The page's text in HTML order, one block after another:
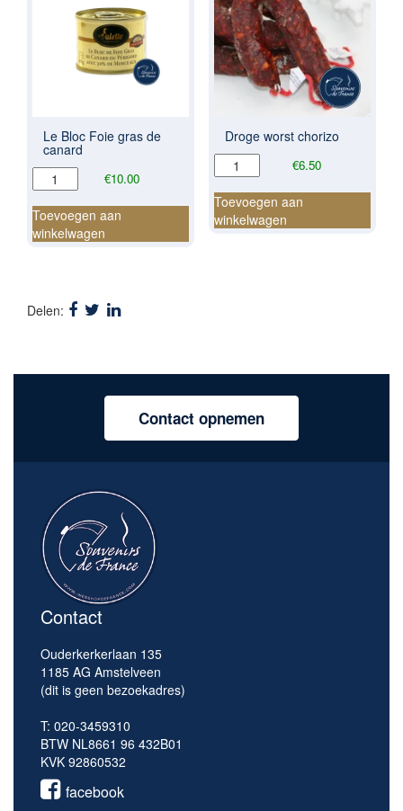
Le Bloc Foie gras de
canard
€10.00
Bloc
Foie
gras
de
Toevoegen aan
winkelwagen
Droge worst chorizo
€6.50
Droge
worst
chorizo
aantal
Toevoegen aan
winkelwagen
Delen:
Contact opnemen
Contact
Ouderkerkerlaan 135
1185 AG Amstelveen
(dit is geen bezoekadres)
T: 020-3459310
BTW NL8661 96 432B01
KVK 92860532
facebook